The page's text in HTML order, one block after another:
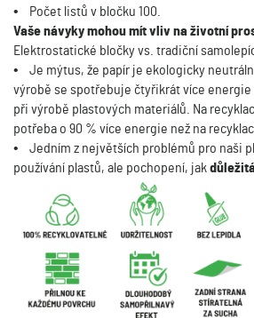
•
Počet listů v bločku 100.
Vaše návyky mohou mít vliv na životní
Elektrostatické bločky vs. tradiční
•
Je mýtus, že papír je ekologicky
výrobě se spotřebuje čtyřikrát více energie
při výrobě plastových materiálů. Na
potřeba o 90 % více energie než na
•
Jedním z největších problémů pro naši
používání plastů, ale pochopení, jak